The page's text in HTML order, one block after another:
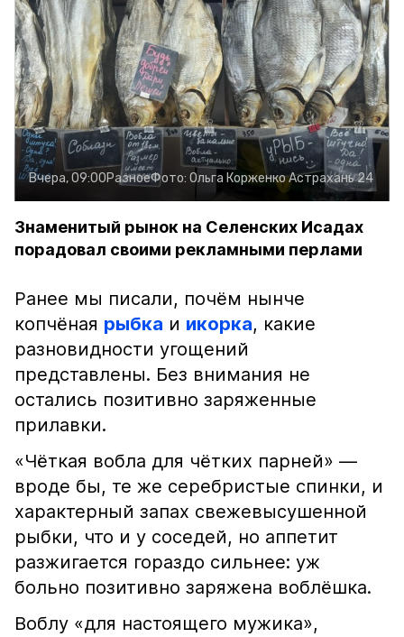
Вчера, 09:00РазноеФото: Ольга КорженкоАстрахань 24
Знаменитый рынок на Селенских Исадах
порадовал своими рекламными перлами
Ранее мы писали, почём нынче
копчёная рыбка и икорка, какие
разновидности угощений
представлены. Без внимания не
остались позитивно заряженные
прилавки.
«Чёткая вобла для чётких парней» —
вроде бы, те же серебристые спинки, и
характерный запах свежевысушенной
рыбки, что и у соседей, но аппетит
разжигается гораздо сильнее: уж
больно позитивно заряжена воблёшка.
Воблу «для настоящего мужика»,